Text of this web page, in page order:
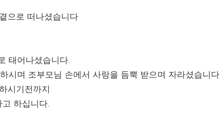
으로 떠나셨습니다
태어나셨습니다.
시며 조부모님 손에서 사랑을 듬뿍 받으며 자라셨습니다
시기전까지
하십니다.